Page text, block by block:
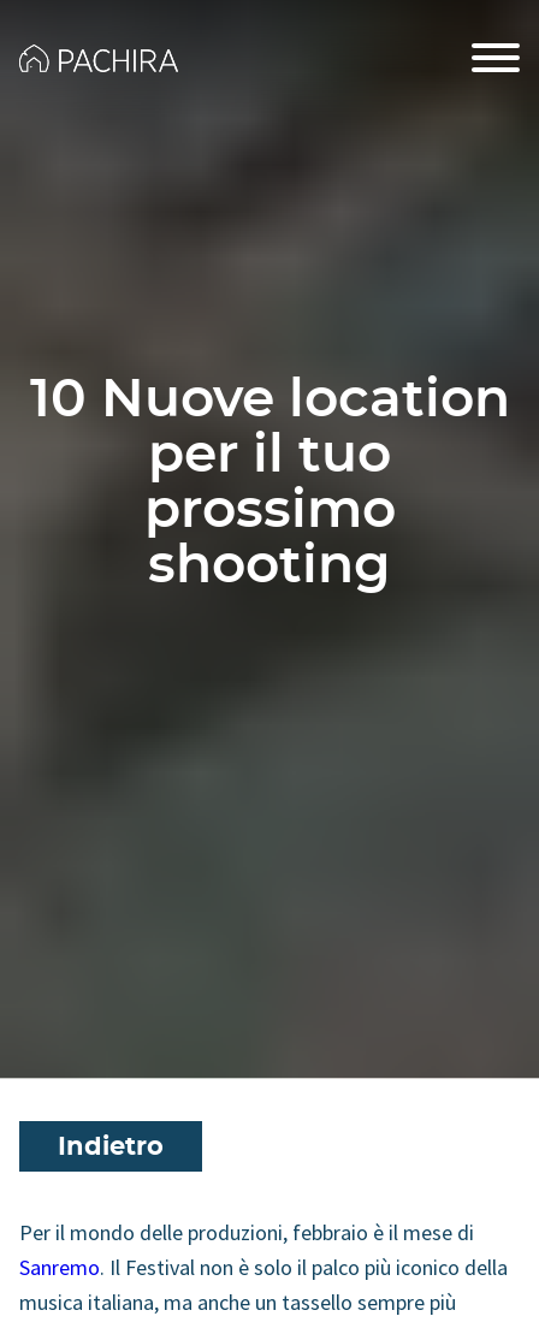
10 Nuove location
per il tuo
prossimo
shooting
Indietro
Per il mondo delle produzioni, febbraio è il mese di
Sanremo. Il Festival non è solo il palco più iconico della
musica italiana, ma anche un tassello sempre più